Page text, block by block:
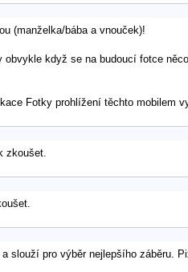
(manželka/bába a vnouček)!
když se na budoucí fotce
Fotky prohlížení těchto mobilem
zkoušet.
pro výběr nejlepšího záběru.